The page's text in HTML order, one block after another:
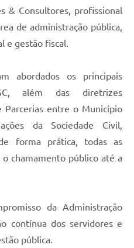
& Consultores, profissional
de administração pública,
e gestão fiscal.
abordados os principais
além das diretrizes
Parcerias entre o Município
da Sociedade Civil,
forma prática, todas as
chamamento público até a
da Administração
contínua dos servidores e
pública.